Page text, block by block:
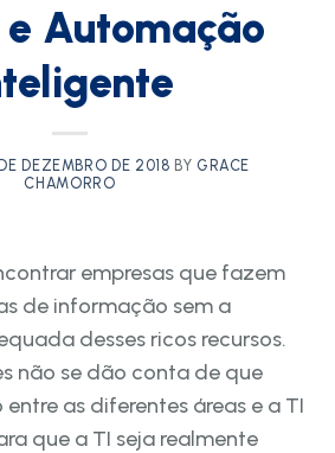
e Automação
DEZEMBRO DE 2018 BY GRACE
CHAMORRO
empresas que fazem
de informação sem a
desses ricos recursos.
não se dão conta de que
as diferentes áreas e a TI
que a TI seja realmente